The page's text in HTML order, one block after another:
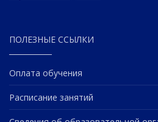
ПОЛЕЗНЫЕ ССЫЛКИ
Оплата обучения
Расписание занятий